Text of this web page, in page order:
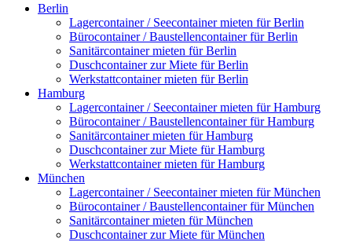
Berlin
Lagercontainer / Seecontainer mieten für Berlin
Bürocontainer / Baustellencontainer für Berlin
Sanitärcontainer mieten für Berlin
Duschcontainer zur Miete für Berlin
Werkstattcontainer mieten für Berlin
Hamburg
Lagercontainer / Seecontainer mieten für Hamburg
Bürocontainer / Baustellencontainer für Hamburg
Sanitärcontainer mieten für Hamburg
Duschcontainer zur Miete für Hamburg
Werkstattcontainer mieten für Hamburg
München
Lagercontainer / Seecontainer mieten für München
Bürocontainer / Baustellencontainer für München
Sanitärcontainer mieten für München
Duschcontainer zur Miete für München